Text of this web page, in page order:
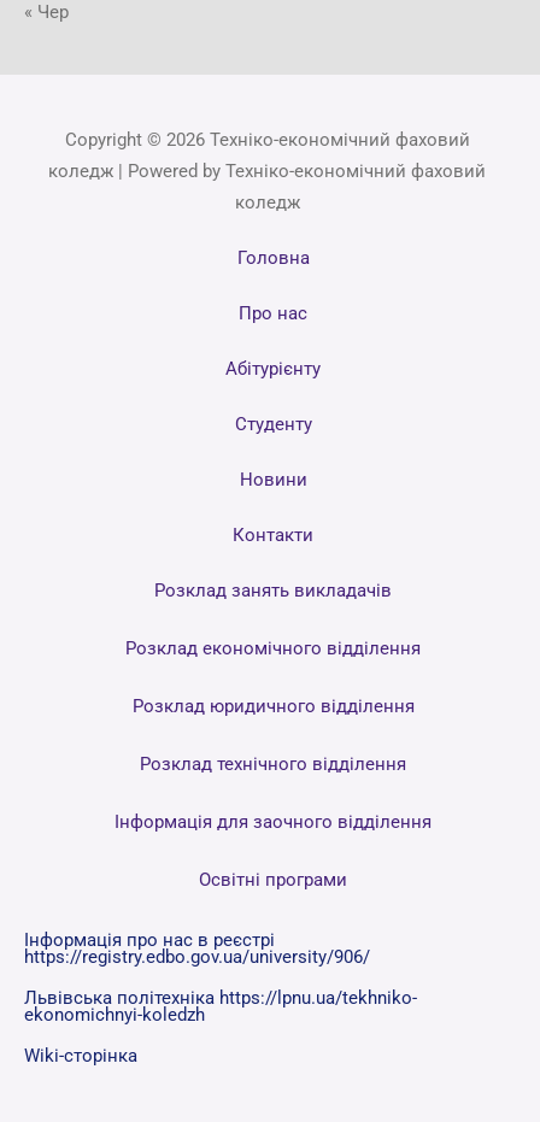
« Чер
Copyright © 2026 Техніко-економічний фаховий
коледж | Powered by Техніко-економічний фаховий
коледж
Головна
Про нас
Абітурієнту
Студенту
Новини
Контакти
Розклад занять викладачів
Розклад економічного відділення
Розклад юридичного відділення
Розклад технічного відділення
Інформація для заочного відділення
Освітні програми
Інформація про нас в реєстрі
https://registry.edbo.gov.ua/university/906/
Львівська політехніка https://lpnu.ua/tekhniko-
ekonomichnyi-koledzh
Wiki-сторінка